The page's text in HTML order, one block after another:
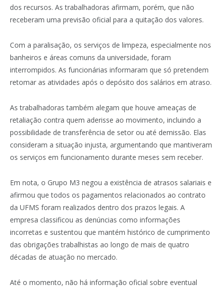
dos recursos. As trabalhadoras afirmam, porém, que não
receberam uma previsão oficial para a quitação dos valores.
Com a paralisação, os serviços de limpeza, especialmente nos
banheiros e áreas comuns da universidade, foram
interrompidos. As funcionárias informaram que só pretendem
retomar as atividades após o depósito dos salários em atraso.
As trabalhadoras também alegam que houve ameaças de
retaliação contra quem aderisse ao movimento, incluindo a
possibilidade de transferência de setor ou até demissão. Elas
consideram a situação injusta, argumentando que mantiveram
os serviços em funcionamento durante meses sem receber.
Em nota, o Grupo M3 negou a existência de atrasos salariais e
afirmou que todos os pagamentos relacionados ao contrato
da UFMS foram realizados dentro dos prazos legais. A
empresa classificou as denúncias como informações
incorretas e sustentou que mantém histórico de cumprimento
das obrigações trabalhistas ao longo de mais de quatro
décadas de atuação no mercado.
Até o momento, não há informação oficial sobre eventual